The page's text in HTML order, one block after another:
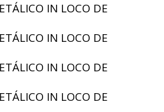
IN LOCO DE
IN LOCO DE
IN LOCO DE
IN LOCO DE